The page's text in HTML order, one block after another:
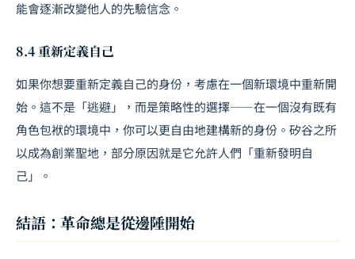
能會逐漸改變他人的先驗信念。
8.4 重新定義自己
如果你想要重新定義自己的身份，考慮在一個新環境中重新開
始。這不是「逃避」，而是策略性的選擇——在一個沒有既有
角色包袱的環境中，你可以更自由地建構新的身份。矽谷之所
以成為創業聖地，部分原因就是它允許人們「重新發明自
己」。
結語：革命總是從邊陲開始